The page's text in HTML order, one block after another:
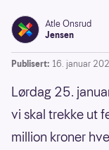
Atle Onsrud
Jensen
Publisert: 16. januar
Lørdag 25.
vi skal trekke ut
million kroner